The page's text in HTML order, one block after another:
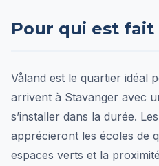
Pour qui est fait
Våland est le quartier idéal
arrivent à Stavanger avec
s’installer dans la durée.
apprécieront les écoles de
espaces verts et la